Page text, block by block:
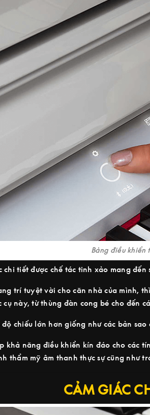
Bảng điều khiển
tiết được chế tác tinh xảo mang
trí tuyệt vời cho căn nhà của mình,
này, từ thùng đàn cong bé cho đến
chiếu lớn hơn giống như các bản
khả năng điều khiển kín đáo cho các
thẩm mỹ âm thanh thực sự cũng như
CẢM GIÁC